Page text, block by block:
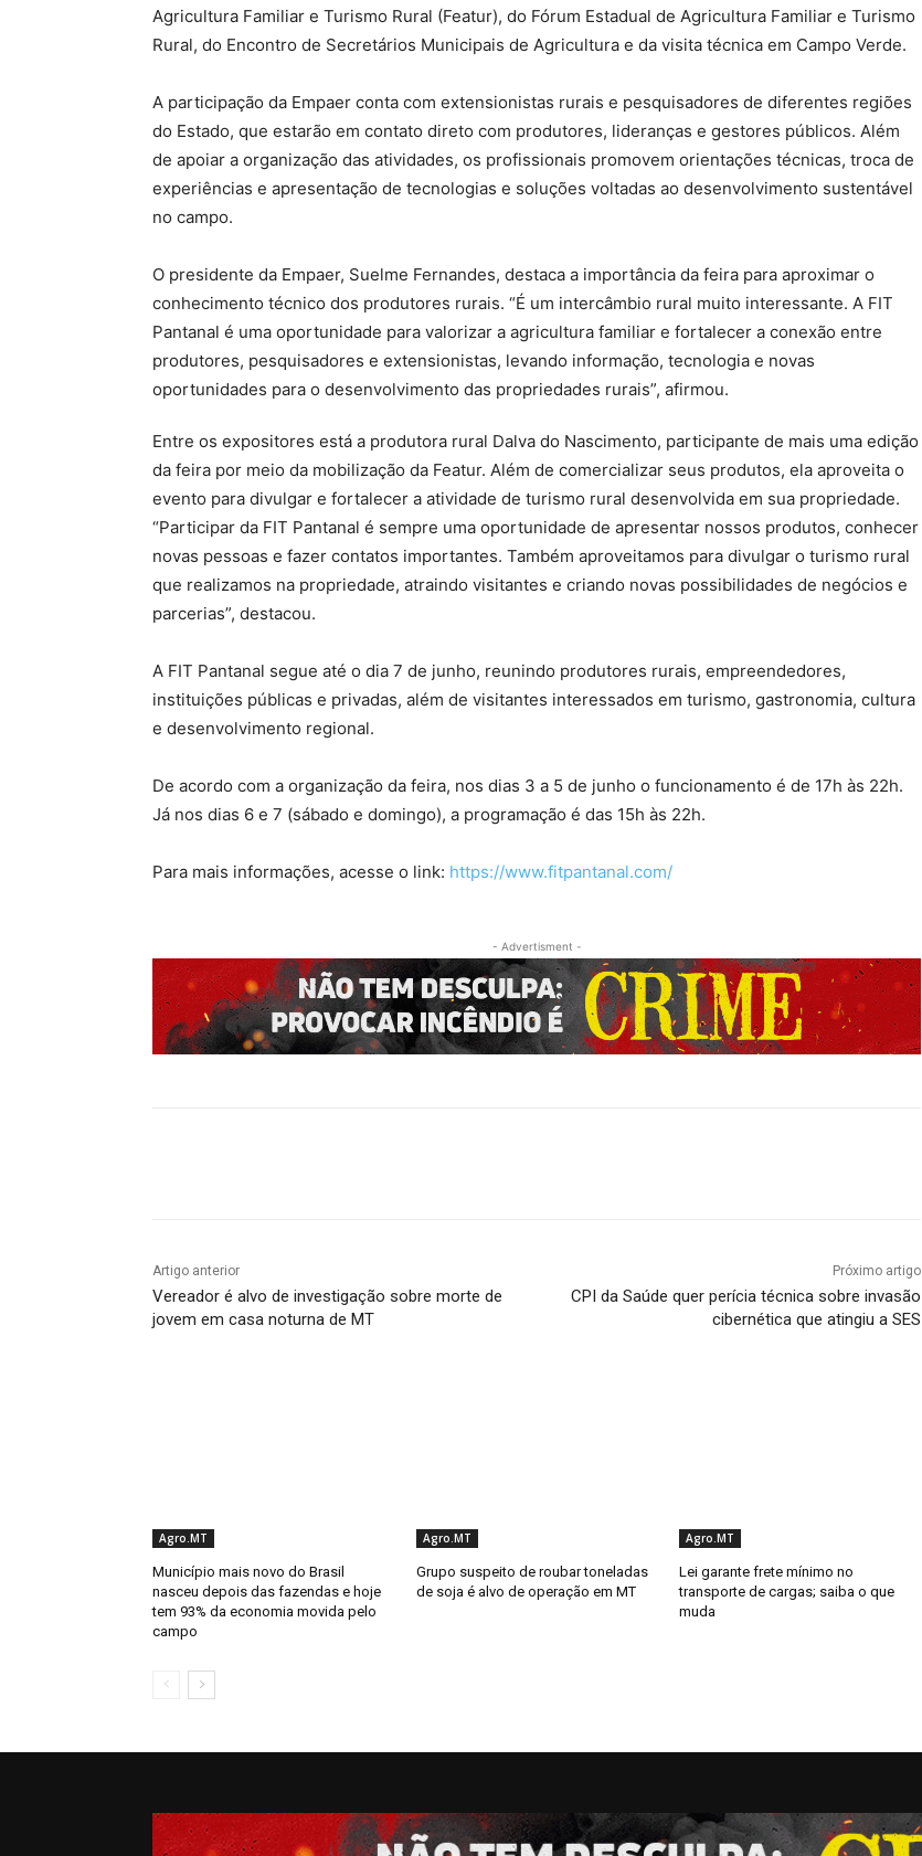
Agricultura Familiar e Turismo Rural (Featur), do Fórum Estadual de Agricultura Familiar e Turismo
Rural, do Encontro de Secretários Municipais de Agricultura e da visita técnica em Campo Verde.
A participação da Empaer conta com extensionistas rurais e pesquisadores de diferentes regiões
do Estado, que estarão em contato direto com produtores, lideranças e gestores públicos. Além
de apoiar a organização das atividades, os profissionais promovem orientações técnicas, troca de
experiências e apresentação de tecnologias e soluções voltadas ao desenvolvimento sustentável
no campo.
O presidente da Empaer, Suelme Fernandes, destaca a importância da feira para aproximar o
conhecimento técnico dos produtores rurais. “É um intercâmbio rural muito interessante. A FIT
Pantanal é uma oportunidade para valorizar a agricultura familiar e fortalecer a conexão entre
produtores, pesquisadores e extensionistas, levando informação, tecnologia e novas
oportunidades para o desenvolvimento das propriedades rurais”, afirmou.
Entre os expositores está a produtora rural Dalva do Nascimento, participante de mais uma edição
da feira por meio da mobilização da Featur. Além de comercializar seus produtos, ela aproveita o
evento para divulgar e fortalecer a atividade de turismo rural desenvolvida em sua propriedade.
“Participar da FIT Pantanal é sempre uma oportunidade de apresentar nossos produtos, conhecer
novas pessoas e fazer contatos importantes. Também aproveitamos para divulgar o turismo rural
que realizamos na propriedade, atraindo visitantes e criando novas possibilidades de negócios e
parcerias”, destacou.
A FIT Pantanal segue até o dia 7 de junho, reunindo produtores rurais, empreendedores,
instituições públicas e privadas, além de visitantes interessados em turismo, gastronomia, cultura
e desenvolvimento regional.
De acordo com a organização da feira, nos dias 3 a 5 de junho o funcionamento é de 17h às 22h.
Já nos dias 6 e 7 (sábado e domingo), a programação é das 15h às 22h.
Para mais informações, acesse o link: https://www.fitpantanal.com/
- Advertisment -
Artigo anterior
Vereador é alvo de investigação sobre morte de
jovem em casa noturna de MT
Próximo artigo
CPI da Saúde quer perícia técnica sobre invasão
cibernética que atingiu a SES
Agro.MT
Município mais novo do Brasil
nasceu depois das fazendas e hoje
tem 93% da economia movida pelo
campo
Agro.MT
Grupo suspeito de roubar toneladas
de soja é alvo de operação em MT
Agro.MT
Lei garante frete mínimo no
transporte de cargas; saiba o que
muda